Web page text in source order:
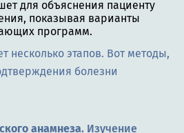
для объяснения пациенту
показывая варианты
программ.
несколько этапов. Вот методы,
болезни
анамнеза. Изучение